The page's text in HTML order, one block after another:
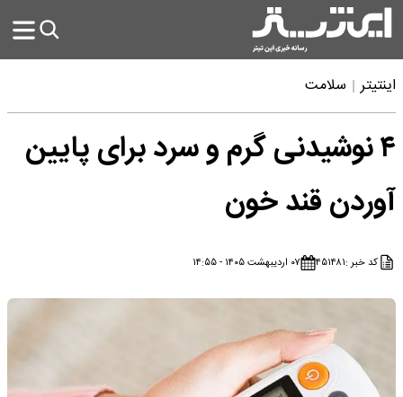
اینتیتر سلامت
۴ نوشیدنی گرم و سرد برای پایین
آوردن قند خون
کد خبر :۴۵۱۴۸۱ ۰۷ اردیبهشت ۱۴۰۵ - ۱۴:۵۵